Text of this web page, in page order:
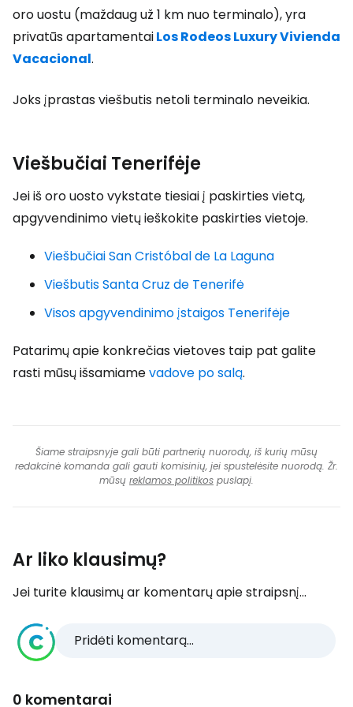
oro uostu (maždaug už 1 km nuo terminalo), yra
privatūs apartamentaiLos Rodeos Luxury Vivienda
Vacacional.
Joks įprastas viešbutis netoli terminalo neveikia.
Viešbučiai Tenerifėje
Jei iš oro uosto vykstate tiesiai į paskirties vietą,
apgyvendinimo vietų ieškokite paskirties vietoje.
Viešbučiai San Cristóbal de La Laguna
Viešbutis Santa Cruz de Tenerifė
Visos apgyvendinimo įstaigos Tenerifėje
Patarimų apie konkrečias vietoves taip pat galite
rasti mūsų išsamiamevadove po salą.
Šiame straipsnyje gali būti partnerių nuorodų, iš kurių mūsų
redakcinė komanda gali gauti komisinių, jei spustelėsite nuorodą. Žr.
mūsų reklamos politikos puslapį.
Ar liko klausimų?
Jei turite klausimų ar komentarų apie straipsnį...
Pridėti komentarą...
0 komentarai